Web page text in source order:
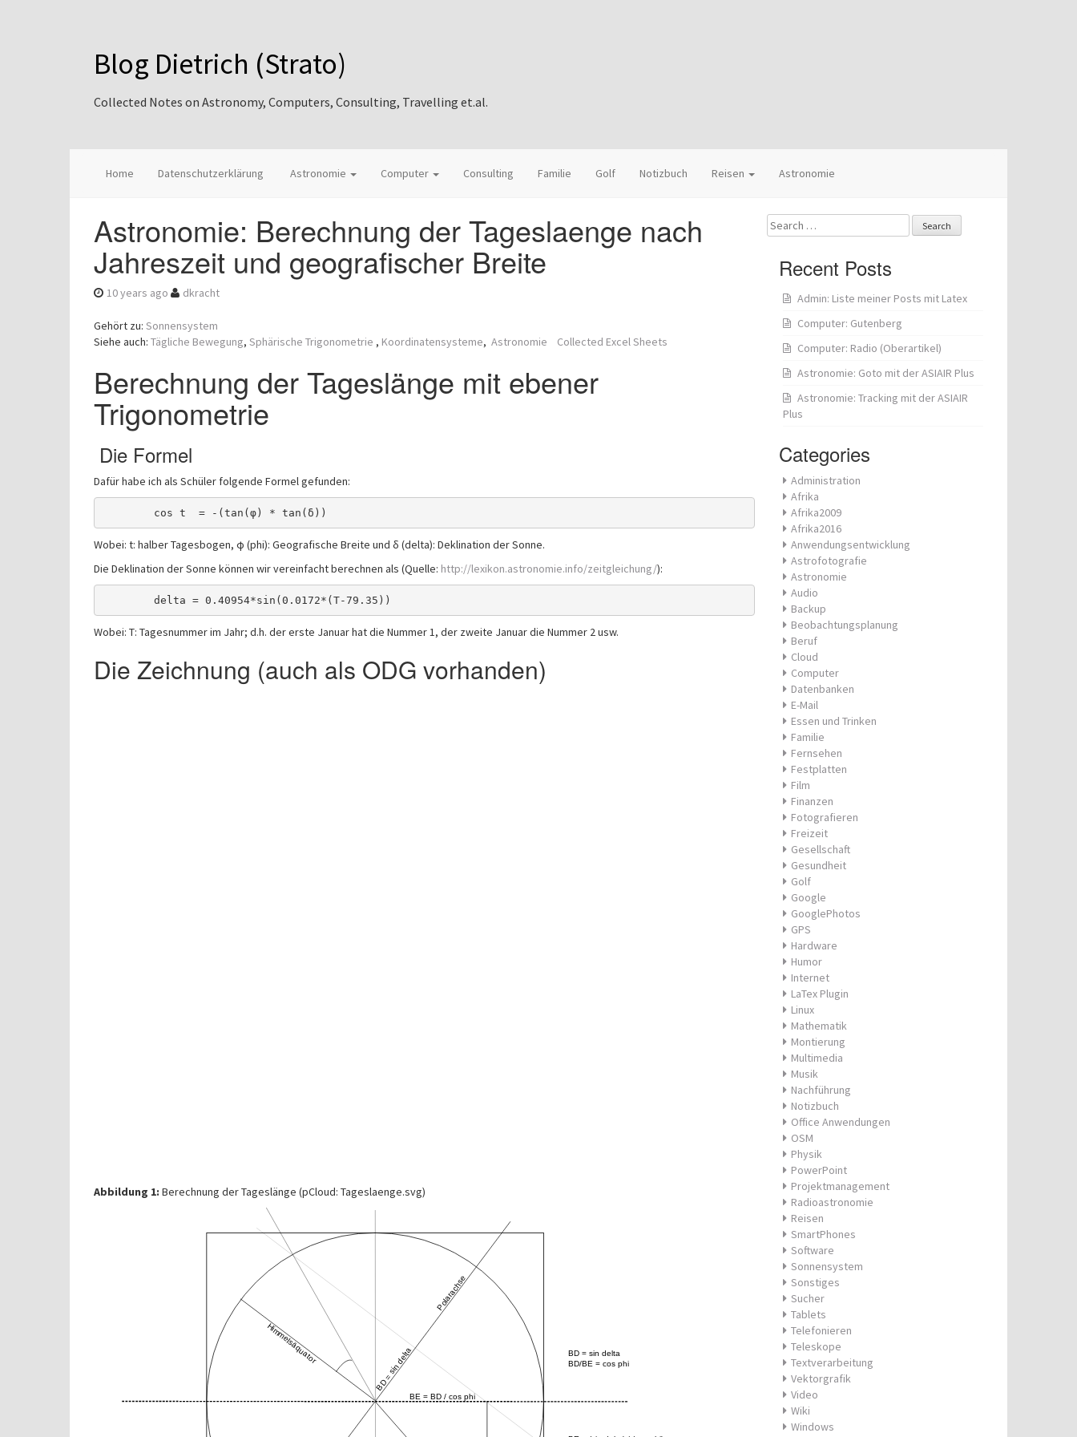
Blog Dietrich (Strato)
Collected Notes on Astronomy, Computers, Consulting, Travelling et.al.
Home Datenschutzerklärung Astronomie Computer Consulting Familie Golf Notizbuch Reisen Astronomie
Astronomie: Berechnung der Tageslaenge nach
Jahreszeit und geografischer Breite
10 years ago dkracht
Gehört zu: Sonnensystem
Siehe auch: Tägliche Bewegung, Sphärische Trigonometrie , Koordinatensysteme, Astronomie Collected Excel Sheets
Berechnung der Tageslänge mit ebener
Trigonometrie
Die Formel
Dafür habe ich als Schüler folgende Formel gefunden:
Wobei: t: halber Tagesbogen, φ (phi): Geografische Breite und δ (delta): Deklination der Sonne.
Die Deklination der Sonne können wir vereinfacht berechnen als (Quelle: http://lexikon.astronomie.info/zeitgleichung/):
Wobei: T: Tagesnummer im Jahr; d.h. der erste Januar hat die Nummer 1, der zweite Januar die Nummer 2 usw.
Die Zeichnung (auch als ODG vorhanden)
Abbildung 1: Berechnung der Tageslänge (pCloud: Tageslaenge.svg)
Search
for:
Recent Posts
Admin: Liste meiner Posts mit Latex
Computer: Gutenberg
Computer: Radio (Oberartikel)
Astronomie: Goto mit der ASIAIR Plus
Astronomie: Tracking mit der ASIAIR
Plus
Categories
Administration
Afrika
Afrika2009
Afrika2016
Anwendungsentwicklung
Astrofotografie
Astronomie
Audio
Backup
Beobachtungsplanung
Beruf
Cloud
Computer
Datenbanken
E-Mail
Essen und Trinken
Familie
Fernsehen
Festplatten
Film
Finanzen
Fotografieren
Freizeit
Gesellschaft
Gesundheit
Golf
Google
GooglePhotos
GPS
Hardware
Humor
Internet
LaTex Plugin
Linux
Mathematik
Montierung
Multimedia
Musik
Nachführung
Notizbuch
Office Anwendungen
OSM
Physik
PowerPoint
Projektmanagement
Radioastronomie
Reisen
SmartPhones
Software
Sonnensystem
Sonstiges
Sucher
Tablets
Telefonieren
Teleskope
Textverarbeitung
Vektorgrafik
Video
Wiki
Windows